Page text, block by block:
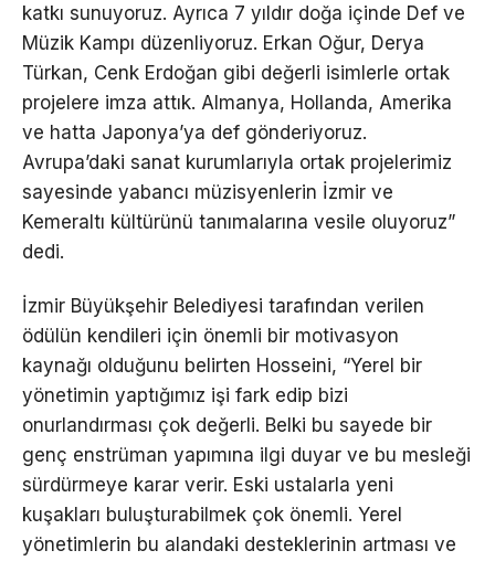
katkı sunuyoruz. Ayrıca 7 yıldır doğa içinde Def ve
Müzik Kampı düzenliyoruz. Erkan Oğur, Derya
Türkan, Cenk Erdoğan gibi değerli isimlerle ortak
projelere imza attık. Almanya, Hollanda, Amerika
ve hatta Japonya’ya def gönderiyoruz.
Avrupa’daki sanat kurumlarıyla ortak projelerimiz
sayesinde yabancı müzisyenlerin İzmir ve
Kemeraltı kültürünü tanımalarına vesile oluyoruz”
dedi.
İzmir Büyükşehir Belediyesi tarafından verilen
ödülün kendileri için önemli bir motivasyon
kaynağı olduğunu belirten Hosseini, “Yerel bir
yönetimin yaptığımız işi fark edip bizi
onurlandırması çok değerli. Belki bu sayede bir
genç enstrüman yapımına ilgi duyar ve bu mesleği
sürdürmeye karar verir. Eski ustalarla yeni
kuşakları buluşturabilmek çok önemli. Yerel
yönetimlerin bu alandaki desteklerinin artması ve